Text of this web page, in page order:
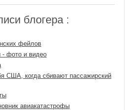
блогера :
фейлов
- фото и видео
США, когда сбивают пассажирский
авиакатастрофы